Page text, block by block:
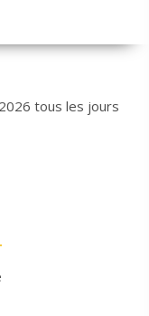
tous les jours